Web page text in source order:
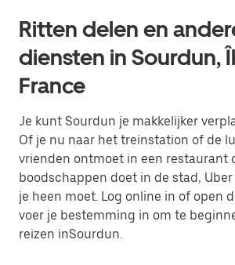
Ritten delen en
diensten in Sourdun,
France
Je kunt Sourdun je makkelijker
Of je nu naar het treinstation of de
vrienden ontmoet in een restaurant
boodschappen doet in de stad,
je heen moet. Log online in of open
voer je bestemming in om te
reizen inSourdun.